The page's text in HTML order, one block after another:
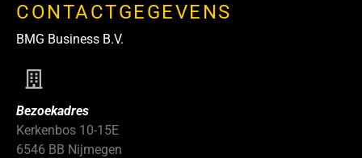
CONTACTGEGEVENS
BMG Business B.V.
Bezoekadres
Kerkenbos 10-15E
6546 BB Nijmegen